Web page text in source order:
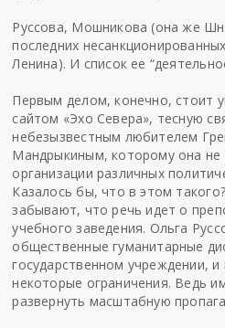
Руссова, Мошникова (она же
последних
Ленина). И список ее
Первым делом, конечно, стоит
сайтом «Эхо Севера», тесную
небезызвестным любителем
Мандрыкиным, которому она не
организации различных
Казалось бы, что в этом
забывают, что речь идет о
учебного заведения. Ольга
общественные гуманитарные
государственном учреждении,
некоторые ограничения. Ведь
развернуть масштабную